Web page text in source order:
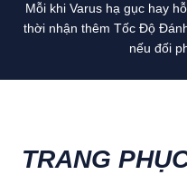
Mỗi khi Varus hạ gục hay
thời nhận thêm Tốc Độ
nếu đối
TRANG